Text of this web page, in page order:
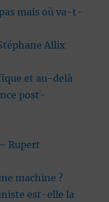
mais où va-t-
Allix
et au-delà
post-
Rupert
machine ?
est-elle la